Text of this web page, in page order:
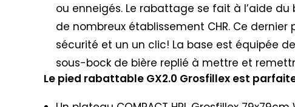
ou enneigés. Le rabattage se fait à l’aide
de nombreux établissement CHR. Ce
sécurité et un un clic! La base est équipée
sous-bock de bière replié à mettre et
Le pied rabattable GX2.0 Grosfillex est